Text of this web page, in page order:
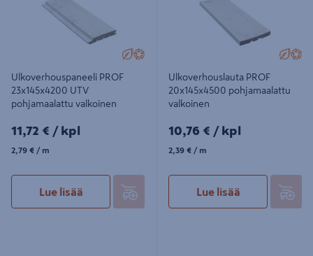
Ulkoverhouspaneeli PROF
23x145x4200 UTV
pohjamaalattu valkoinen
11,72€/kpl
11,72 € / kpl
2,79€/m
2,79 € / m
Lue lisää
Ulkoverhouslauta PROF
20x145x4500 pohjamaalattu
valkoinen
10,76€/kpl
10,76 € / kpl
2,39€/m
2,39 € / m
Lue lisää